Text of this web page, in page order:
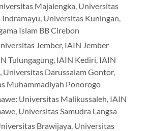
Majalengka, Universitas
Universitas Kuningan,
Islam BB Cirebon
Jember, IAIN Jember
Tulungagung, IAIN Kediri, IAIN
Universitas Darussalam Gontor,
Muhammadiyah Ponorogo
Universitas Malikussaleh, IAIN
Universitas Samudra Langsa
Brawijaya, Universitas